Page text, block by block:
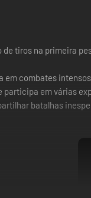
tiros na primeira
em combates
participa em várias
batalhas